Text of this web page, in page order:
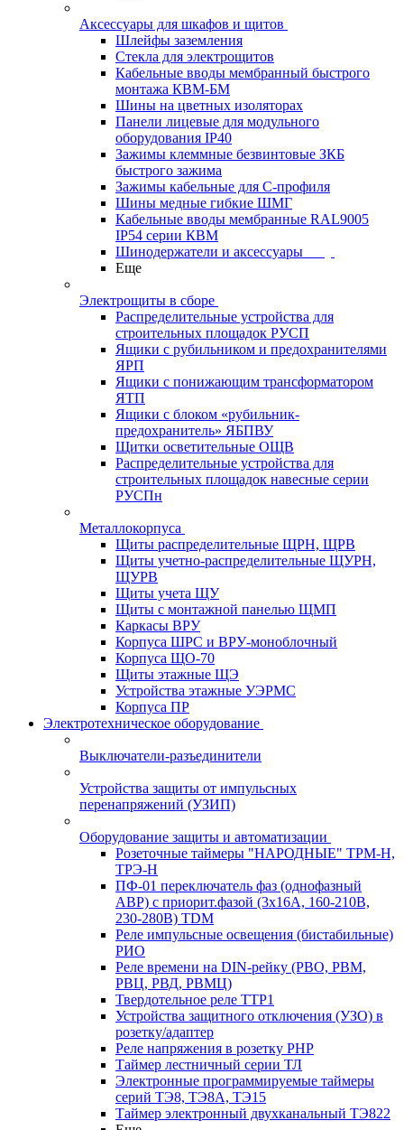
Аксессуары для шкафов и щитов
Шлейфы заземления
Стекла для электрощитов
Кабельные вводы мембранный быстрого
монтажа КВМ-БМ
Шины на цветных изоляторах
Панели лицевые для модульного
оборудования IP40
Зажимы клеммные безвинтовые ЗКБ
быстрого зажима
Зажимы кабельные для С-профиля
Шины медные гибкие ШМГ
Кабельные вводы мембранные RAL9005
IP54 серии КВМ
Шинодержатели и аксессуары
Еще
Электрощиты в сборе
Распределительные устройства для
строительных площадок РУСП
Ящики с рубильником и предохранителями
ЯРП
Ящики с понижающим трансформатором
ЯТП
Ящики с блоком «рубильник-
предохранитель» ЯБПВУ
Щитки осветительные ОЩВ
Распределительные устройства для
строительных площадок навесные серии
РУСПн
Металлокорпуса
Щиты распределительные ЩРН, ЩРВ
Щиты учетно-распределительные ЩУРН,
ЩУРВ
Щиты учета ЩУ
Щиты с монтажной панелью ЩМП
Каркасы ВРУ
Корпуса ШРС и ВРУ-моноблочный
Корпуса ЩО-70
Щиты этажные ЩЭ
Устройства этажные УЭРМС
Корпуса ПР
Электротехническое оборудование
Выключатели-разъединители
Устройства защиты от импульсных
перенапряжений (УЗИП)
Оборудование защиты и автоматизации
Розеточные таймеры "НАРОДНЫЕ" ТРМ-Н,
ТРЭ-Н
ПФ-01 переключатель фаз (однофазный
АВР) с приорит.фазой (3х16А, 160-210В,
230-280В) TDM
Реле импульсные освещения (бистабильные)
РИО
Реле времени на DIN-рейку (РВО, РВМ,
РВЦ, РВД, РВМЦ)
Твердотельное реле ТТР1
Устройства защитного отключения (УЗО) в
розетку/адаптер
Реле напряжения в розетку РНР
Таймер лестничный серии ТЛ
Электронные программируемые таймеры
серий ТЭ8, ТЭ8А, ТЭ15
Таймер электронный двухканальный ТЭ822